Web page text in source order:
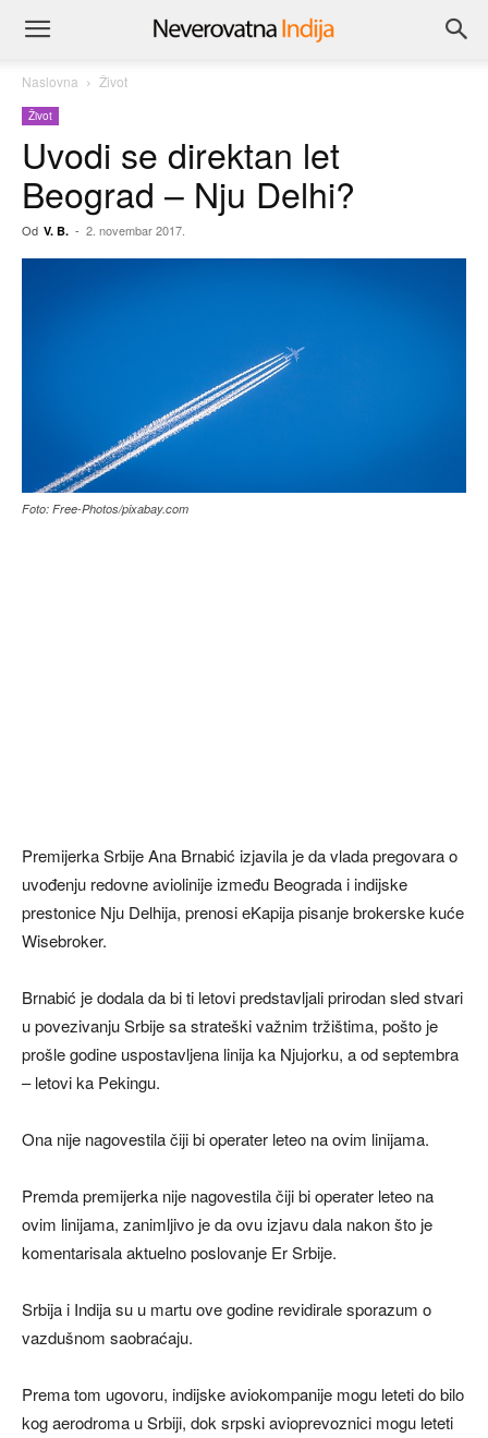
Naslovna Život
Život
Uvodi se direktan let
Beograd – Nju Delhi?
Od V. B. - 2. novembar 2017.
Foto: Free-Photos/pixabay.com
Premijerka Srbije Ana Brnabić izjavila je da vlada pregovara o
uvođenju redovne aviolinije između Beograda i indijske
prestonice Nju Delhija, prenosi eKapija pisanje brokerske kuće
Wisebroker.
Brnabić je dodala da bi ti letovi predstavljali prirodan sled stvari
u povezivanju Srbije sa strateški važnim tržištima, pošto je
prošle godine uspostavljena linija ka Njujorku, a od septembra
– letovi ka Pekingu.
Ona nije nagovestila čiji bi operater leteo na ovim linijama.
Premda premijerka nije nagovestila čiji bi operater leteo na
ovim linijama, zanimljivo je da ovu izjavu dala nakon što je
komentarisala aktuelno poslovanje Er Srbije.
Srbija i Indija su u martu ove godine revidirale sporazum o
vazdušnom saobraćaju.
Prema tom ugovoru, indijske aviokompanije mogu leteti do bilo
kog aerodroma u Srbiji, dok srpski avioprevoznici mogu leteti